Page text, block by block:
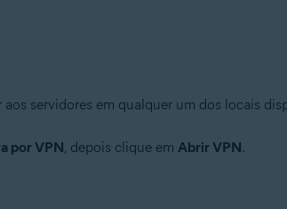
servidores em qualquer um dos locais
por VPN, depois clique em Abrir VPN.